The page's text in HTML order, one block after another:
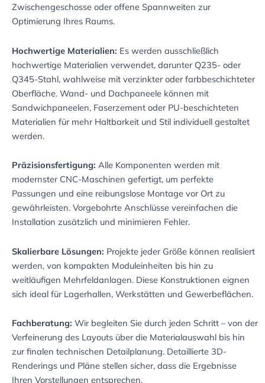
Zwischengeschosse oder offene Spannweiten zur
Optimierung Ihres Raums.
Hochwertige Materialien: Es werden ausschließlich
hochwertige Materialien verwendet, darunter Q235- oder
Q345-Stahl, wahlweise mit verzinkter oder farbbeschichteter
Oberfläche. Wand- und Dachpaneele können mit
Sandwichpaneelen, Faserzement oder PU-beschichteten
Materialien für mehr Haltbarkeit und Stil individuell gestaltet
werden.
Präzisionsfertigung: Alle Komponenten werden mit
modernster CNC-Maschinen gefertigt, um perfekte
Passungen und eine reibungslose Montage vor Ort zu
gewährleisten. Vorgebohrte Anschlüsse vereinfachen die
Installation zusätzlich und minimieren Fehler.
Skalierbare Lösungen: Projekte jeder Größe können realisiert
werden, von kompakten Moduleinheiten bis hin zu
weitläufigen Mehrfeldanlagen. Diese Konstruktionen eignen
sich ideal für Lagerhallen, Werkstätten und Gewerbeflächen.
Fachberatung: Wir begleiten Sie durch jeden Schritt – von der
Verfeinerung des Layouts über die Materialauswahl bis hin
zur finalen technischen Detailplanung. Detaillierte 3D-
Renderings und Pläne stellen sicher, dass die Ergebnisse
Ihren Vorstellungen entsprechen.